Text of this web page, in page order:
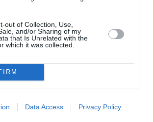
out of Collection, Use,
and/or Sharing of my
that Is Unrelated with the
which it was collected.
Data Access Privacy Policy
pod Warszawą (Janówek Pierwszy) |
kierunek:GÓRY #4